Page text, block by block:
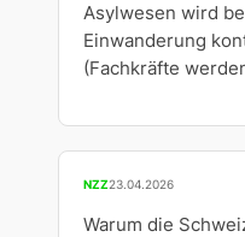
Asylwesen wird
Einwanderung
(Fachkräfte
NZZ23.04.2026
Warum die